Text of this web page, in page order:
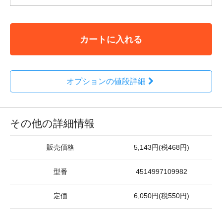
カートに入れる
オプションの値段詳細
その他の詳細情報
販売価格 5,143円(税468円)
型番 4514997109982
定価 6,050円(税550円)